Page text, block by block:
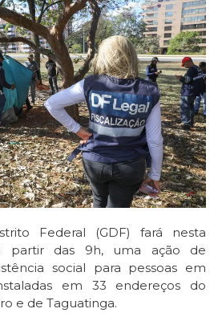
Federal (GDF) fará nesta
partir das 9h, uma ação de
social para pessoas em
em 33 endereços do
e de Taguatinga.